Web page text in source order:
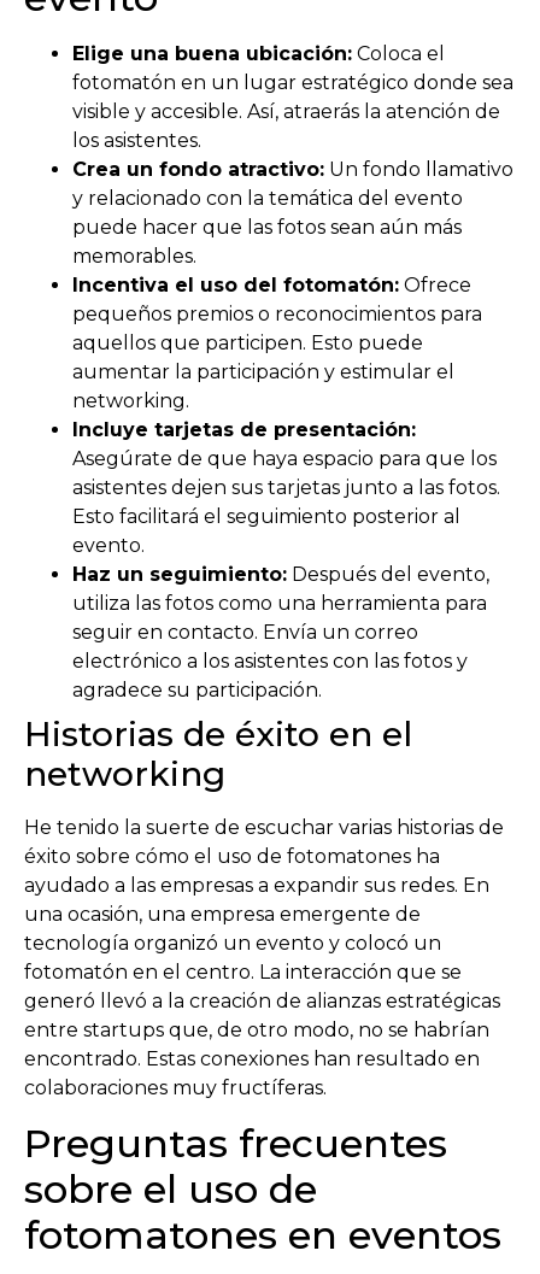
Elige una buena ubicación: Coloca el
fotomatón en un lugar estratégico donde sea
visible y accesible. Así, atraerás la atención de
los asistentes.
Crea un fondo atractivo: Un fondo llamativo
y relacionado con la temática del evento
puede hacer que las fotos sean aún más
memorables.
Incentiva el uso del fotomatón: Ofrece
pequeños premios o reconocimientos para
aquellos que participen. Esto puede
aumentar la participación y estimular el
networking.
Incluye tarjetas de presentación:
Asegúrate de que haya espacio para que los
asistentes dejen sus tarjetas junto a las fotos.
Esto facilitará el seguimiento posterior al
evento.
Haz un seguimiento: Después del evento,
utiliza las fotos como una herramienta para
seguir en contacto. Envía un correo
electrónico a los asistentes con las fotos y
agradece su participación.
Historias de éxito en el
networking
He tenido la suerte de escuchar varias historias de
éxito sobre cómo el uso de fotomatones ha
ayudado a las empresas a expandir sus redes. En
una ocasión, una empresa emergente de
tecnología organizó un evento y colocó un
fotomatón en el centro. La interacción que se
generó llevó a la creación de alianzas estratégicas
entre startups que, de otro modo, no se habrían
encontrado. Estas conexiones han resultado en
colaboraciones muy fructíferas.
Preguntas frecuentes
sobre el uso de
fotomatones en eventos